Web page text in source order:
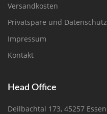
Versandkosten
Privatspäre und Datenschutz
Impressum
Kontakt
Head Office
Deilbachtal 173, 45257 Essen